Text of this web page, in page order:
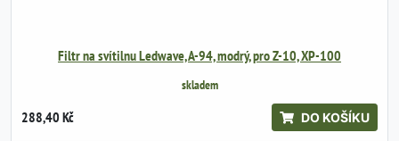
Filtr na svítilnu Ledwave, A-94, modrý, pro Z-10, XP-100
skladem
288,40 Kč DO KOŠÍKU